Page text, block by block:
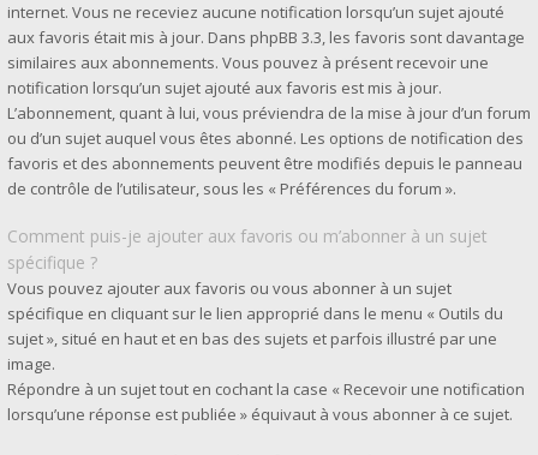
internet. Vous ne receviez aucune notification lorsqu’un sujet ajouté
aux favoris était mis à jour. Dans phpBB 3.3, les favoris sont davantage
similaires aux abonnements. Vous pouvez à présent recevoir une
notification lorsqu’un sujet ajouté aux favoris est mis à jour.
L’abonnement, quant à lui, vous préviendra de la mise à jour d’un forum
ou d’un sujet auquel vous êtes abonné. Les options de notification des
favoris et des abonnements peuvent être modifiés depuis le panneau
de contrôle de l’utilisateur, sous les « Préférences du forum ».
Comment puis-je ajouter aux favoris ou m’abonner à un sujet
spécifique ?
Vous pouvez ajouter aux favoris ou vous abonner à un sujet
spécifique en cliquant sur le lien approprié dans le menu « Outils du
sujet », situé en haut et en bas des sujets et parfois illustré par une
image.
Répondre à un sujet tout en cochant la case « Recevoir une notification
lorsqu’une réponse est publiée » équivaut à vous abonner à ce sujet.